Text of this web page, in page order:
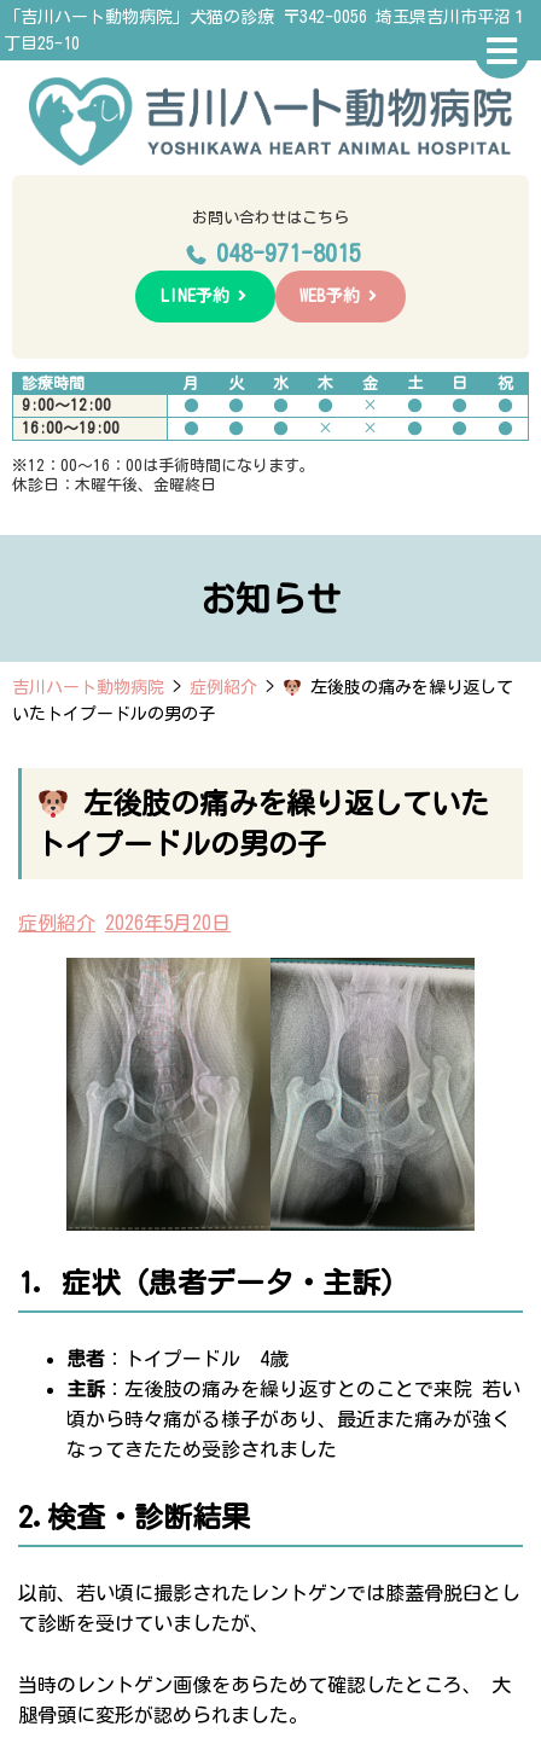
「吉川ハート動物病院」犬猫の診療
〒342-0056 埼玉県吉川市平沼１
丁目25-10
診療時間 月 火 水 木 金 土 日
祝
9:00〜12:00
● ● ● ● × ● ●
●
16:00〜19:00
● ● ● × × ● ● ●
※12：00〜16：00は手術時間になります。
休診日：木曜午後、金曜終日
お問い合わせはこちら
048-971-8015
LINE予約 WEB予約
お知らせ
吉川ハート動物病院 > 症例紹介 >
左後肢の痛みを繰り返して
いたトイプードルの男の子
左後肢の痛みを繰り返していた
トイプードルの男の子
症例紹介 2026年5月20日
1. 症状（患者データ・主訴）
患者 ：トイプードル 4歳
主訴 ：左後肢の痛みを繰り返すとのことで来院 若い
頃から時々痛がる様子があり、最近また痛みが強く
なってきたため受診されました
2.検査・診断結果
以前、若い頃に撮影されたレントゲンでは膝蓋骨脱臼とし
て診断を受けていましたが、
当時のレントゲン画像をあらためて確認したところ、 大
腿骨頭に変形が認められました。